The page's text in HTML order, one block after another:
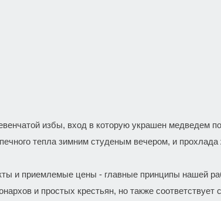
избы, вход в которую украшен медведем
тепла зимним студеным вечером, и прохлада
и приемлемые цены - главные принципы нашей
и простых крестьян, но также соответствует